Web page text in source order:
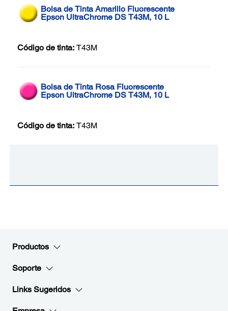
Bolsa de Tinta Amarillo Fluorescente
Epson UltraChrome DS T43M, 10 L
Código de tinta: T43M
Bolsa de Tinta Rosa Fluorescente
Epson UltraChrome DS T43M, 10 L
Código de tinta: T43M
Productos
Soporte
Links Sugeridos